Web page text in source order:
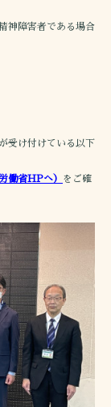
神障害者である場合
受け付けている以下
働省HPへ） をご確